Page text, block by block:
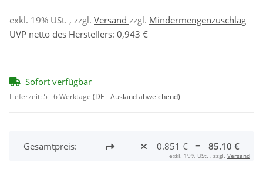
exkl. 19% USt. , zzgl. Versand zzgl. Mindermengenzuschlag
UVP netto des Herstellers: 0,943 €
Sofort verfügbar
Lieferzeit: 5 - 6 Werktage (DE - Ausland abweichend)
Gesamtpreis: 0.851 € = 85.10 €
exkl. 19% USt. , zzgl. Versand